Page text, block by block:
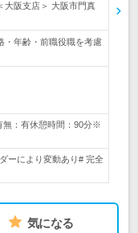
大阪支店＞ 大阪市門真
・年齢・前職役職を考慮
無：有休憩時間：90分※
ーにより変動あり# 完全
気になる